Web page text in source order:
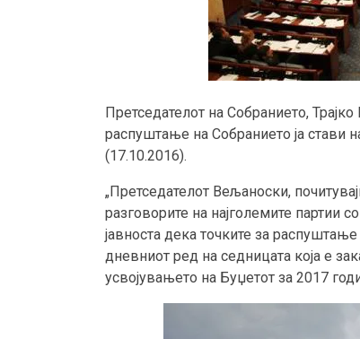
Претседателот на Собранието,
распуштање на Собранието ја стави
(17.10.2016).
„Претседателот Вељаноски,
разговорите на најголемите партии
јавноста дека точките за
дневниот ред на седницата која е
усвојувањето на Буџетот за 2017